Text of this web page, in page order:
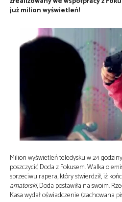
już milion wyświetleń!
Milion wyświetleń teledysku w 24
poszczycić Doda z Fokusem. Walka o
sprzeciwu rapera, który stwierdził, iż
amatorski, Doda postawiła na swoim.
Kasa wydał oświadczenie (zachowana